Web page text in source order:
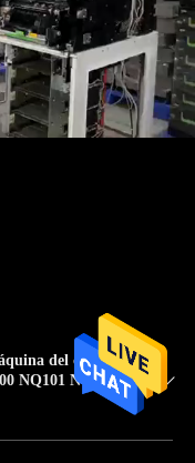
del cajero
NQ101 NQ200